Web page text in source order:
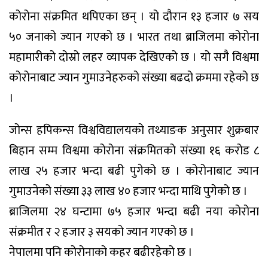
कोरोना संक्रमित थपिएका छन् । यो दौरान १३ हजार ७ सय
५० जनाको ज्यान गएको छ । भारत तथा ब्राजिलमा कोरोना
महामारीको दोस्रो लहर व्यापक देखिएको छ । यो सगै विश्वमा
कोरोनाबाट ज्यान गुमाउनेहरुको संख्या बढदो क्रममा रहेको छ
।
जोन्स हपिकन्स विश्वविद्यालयको तथ्याङक अनुसार शुक्रबार
बिहान सम्म विश्वमा कोरोना संक्रमितको संख्या १६ करोड ८
लाख २५ हजार भन्दा बढी पुगेको छ । कोरोनाबाट ज्यान
गुमाउनेको संख्या ३३ लाख ४० हजार भन्दा माथि पुगेको छ ।
ब्राजिलमा २४ घन्टामा ७५ हजार भन्दा बढी नया कोरोना
संक्रमीत र २ हजार ३ सयको ज्यान गएको छ ।
नेपालमा पनि कोरोनाको कहर बढीरहेको छ ।